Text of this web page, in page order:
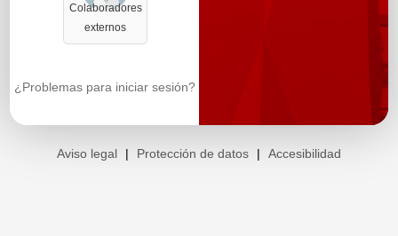
Colaboradores
externos
¿Problemas para iniciar sesión?
Aviso legal | Protección de datos | Accesibilidad